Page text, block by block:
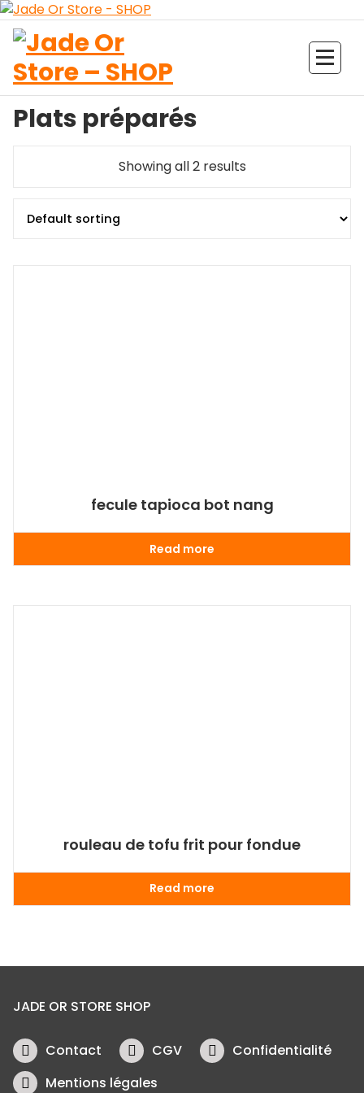
Aller
au
contenu
Plats préparés
Showing all 2 results
fecule tapioca bot nang
Read more
rouleau de tofu frit pour fondue
Read more
JADE OR STORE SHOP
Contact CGV
Confidentialité
Mentions légales